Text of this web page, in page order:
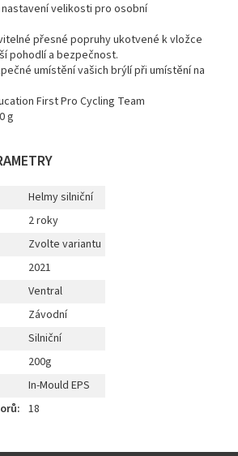
velikosti pro osobní
přesné popruhy ukotvené k vložce
pohodlí a bezpečnost.
umístění vašich brýlí při umístění na
First Pro Cycling Team
g
Helmy silniční
2 roky
Zvolte variantu
2021
Ventral
Závodní
Silniční
200g
In-Mould EPS
: 18